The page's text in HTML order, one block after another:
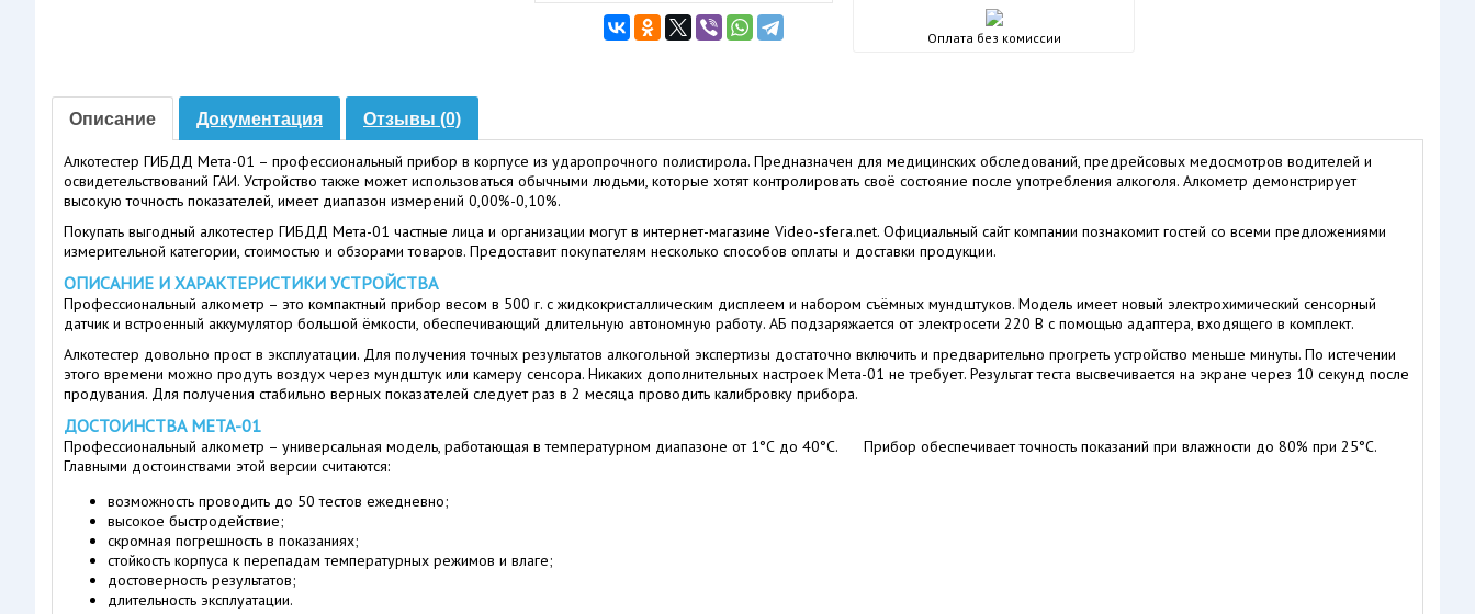
Оплата без комиссии
Описание Документация Отзывы (0)
Алкотестер ГИБДД Мета-01 – профессиональный прибор в корпусе из ударопрочного полистирола. Предназначен для медицинских обследований, предрейсовых медосмотров водителей и
освидетельствований ГАИ. Устройство также может использоваться обычными людьми, которые хотят контролировать своё состояние после употребления алкоголя. Алкометр демонстрирует
высокую точность показателей, имеет диапазон измерений 0,00%-0,10%.
Покупать выгодный алкотестер ГИБДД Мета-01 частные лица и организации могут в интернет-магазине Video-sfera.net. Официальный сайт компании познакомит гостей со всеми предложениями
измерительной категории, стоимостью и обзорами товаров. Предоставит покупателям несколько способов оплаты и доставки продукции.
ОПИСАНИЕ И ХАРАКТЕРИСТИКИ УСТРОЙСТВА
Профессиональный алкометр – это компактный прибор весом в 500 г. с жидкокристаллическим дисплеем и набором съёмных мундштуков. Модель имеет новый электрохимический сенсорный
датчик и встроенный аккумулятор большой ёмкости, обеспечивающий длительную автономную работу. АБ подзаряжается от электросети 220 В с помощью адаптера, входящего в комплект.
Алкотестер довольно прост в эксплуатации. Для получения точных результатов алкогольной экспертизы достаточно включить и предварительно прогреть устройство меньше минуты. По истечении
этого времени можно продуть воздух через мундштук или камеру сенсора. Никаких дополнительных настроек Мета-01 не требует. Результат теста высвечивается на экране через 10 секунд после
продувания. Для получения стабильно верных показателей следует раз в 2 месяца проводить калибровку прибора.
ДОСТОИНСТВА МЕТА-01
Профессиональный алкометр – универсальная модель, работающая в температурном диапазоне от 1°С до 40°С. Прибор обеспечивает точность показаний при влажности до 80% при 25°С.
Главными достоинствами этой версии считаются:
возможность проводить до 50 тестов ежедневно;
высокое быстродействие;
скромная погрешность в показаниях;
стойкость корпуса к перепадам температурных режимов и влаге;
достоверность результатов;
длительность эксплуатации.